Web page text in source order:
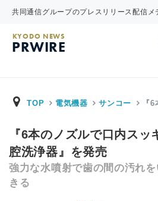
共同通信グループのプレスリリース配信メ
KYODO NEWS
PRWIRE
TOP 電気機器 サンコー 『
『6本のノズルで口内スッ
腔洗浄器』を発売
強力な水噴射で歯の間の汚れ
きる